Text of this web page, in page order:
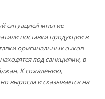
ситуацией многие
поставки продукции в
оригинальных очков
под санкциями, в
К сожалению,
выросла и сказывается на